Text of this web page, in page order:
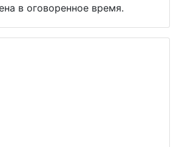
в оговоренное время.